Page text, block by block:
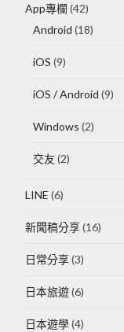
App專欄 (42)
Android (18)
iOS (9)
iOS / Android (9)
Windows (2)
交友 (2)
LINE (6)
新聞稿分享(16)
日常分享(3)
日本旅遊(6)
日本遊學(4)